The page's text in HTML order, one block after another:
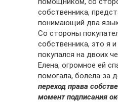
собственника,
понимающий два
Со стороны
собственника, это я
покупался на двоих
Елена, огромное ей
помогала, болела за
переход права
момент подписания